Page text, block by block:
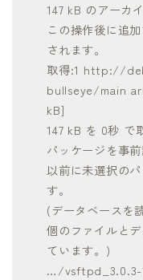
147 kB のアーカ
この操作後に追
されます。
取得:1 http://
bullseye/main
kB]
147 kB を 0秒 で
パッケージを事
以前に未選択の
す。
(データベースを
個のファイルと
ています。)
…/vsftpd_3.0.3-